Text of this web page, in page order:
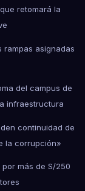
retomará la
rampas asignadas
del campus de
infraestructura
continuidad de
la corrupción»
por más de S/250